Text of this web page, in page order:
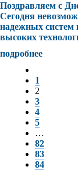
Поздравляем с
Сегодня
надежных систем
высоких
подробнее
1
2
3
4
5
…
82
83
84